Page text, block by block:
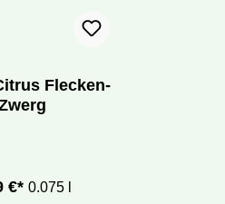
Flecken-
€* 0.075 l